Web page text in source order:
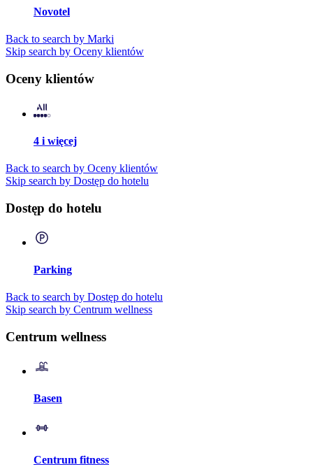
Novotel
Back to search by Marki
Skip search by Oceny klientów
Oceny klientów
4 i więcej
Back to search by Oceny klientów
Skip search by Dostęp do hotelu
Dostęp do hotelu
Parking
Back to search by Dostęp do hotelu
Skip search by Centrum wellness
Centrum wellness
Basen
Centrum fitness